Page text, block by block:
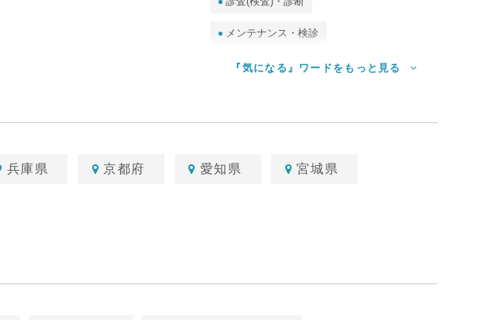
メンテナンス・検診
予防処置（クリーニング・PMTC）
診査（検査）・唾液検査・DNA検査、他
顎関節
『気になる』ワードをもっと見る
兵庫県 京都府 愛知県 宮城県